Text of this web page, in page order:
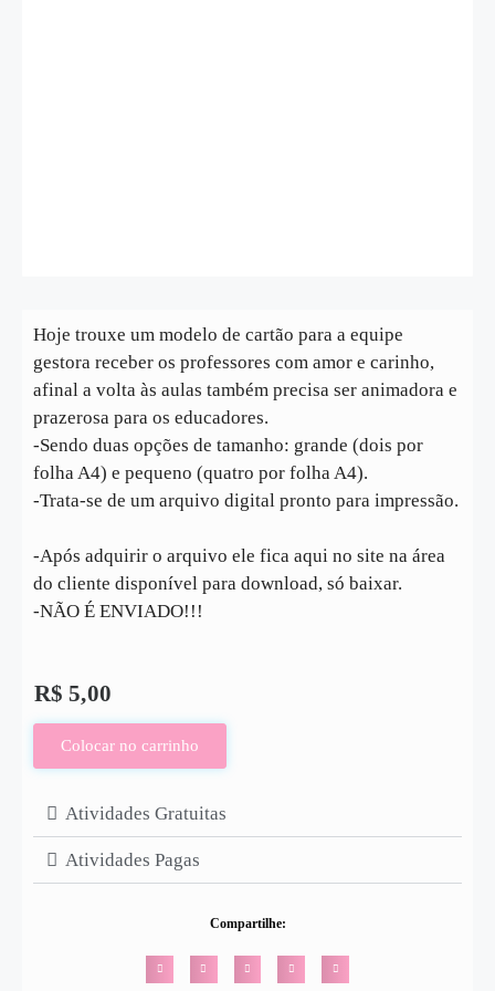
Hoje trouxe um modelo de cartão para a equipe
gestora receber os professores com amor e carinho,
afinal a volta às aulas também precisa ser animadora e
prazerosa para os educadores.
-Sendo duas opções de tamanho: grande (dois por
folha A4) e pequeno (quatro por folha A4).
-Trata-se de um arquivo digital pronto para impressão.
-Após adquirir o arquivo ele fica aqui no site na área
do cliente disponível para download, só baixar.
-NÃO É ENVIADO!!!
R$ 5,00
Colocar no carrinho
Atividades Gratuitas
Atividades Pagas
Compartilhe: